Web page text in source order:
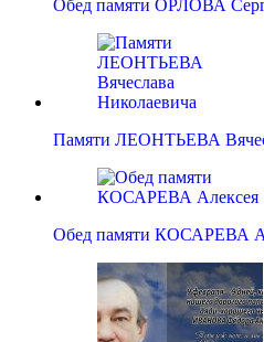
Обед памяти ОРЛОВА
Памяти ЛЕОНТЬЕВА
Обед памяти КОСАРЕВА